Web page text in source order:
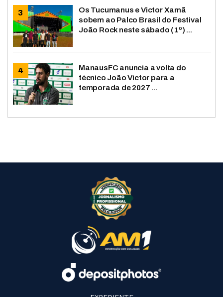
Os Tucumanus e Victor Xamã
sobem ao Palco Brasil do Festival
João Rock neste sábado (1º) ...
ManausFC anuncia a volta do
técnico João Victor para a
temporada de 2027 ...